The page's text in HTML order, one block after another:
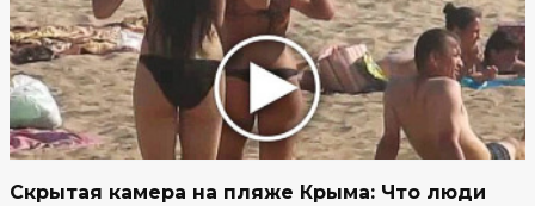
Скрытая камера на пляже Крыма: Что люди